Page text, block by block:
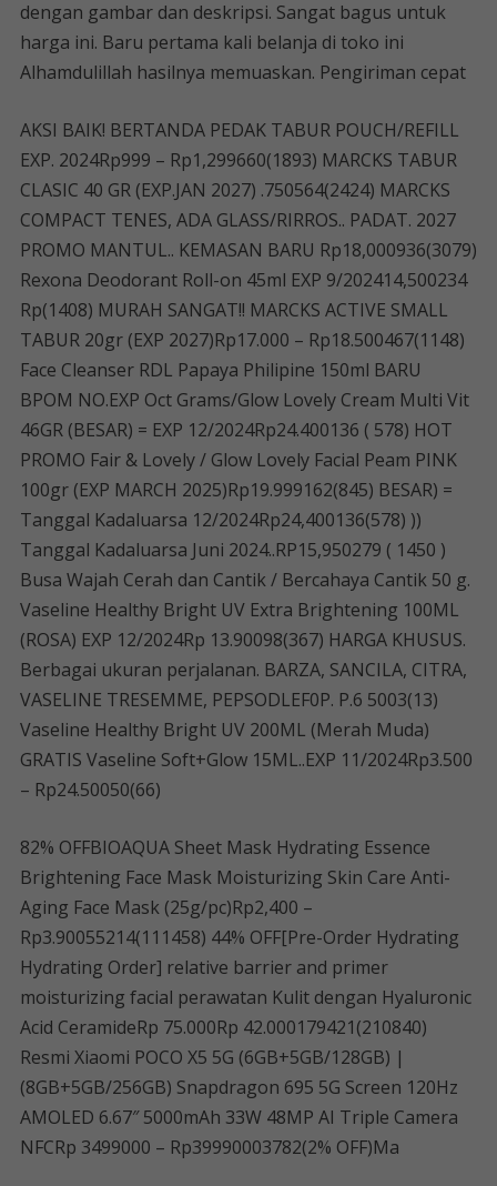
dengan gambar dan deskripsi. Sangat bagus untuk
harga ini. Baru pertama kali belanja di toko ini
Alhamdulillah hasilnya memuaskan. Pengiriman cepat
AKSI BAIK! BERTANDA PEDAK TABUR POUCH/REFILL
EXP. 2024Rp999 – Rp1,299660(1893) MARCKS TABUR
CLASIC 40 GR (EXP.JAN 2027) .750564(2424) MARCKS
COMPACT TENES, ADA GLASS/RIRROS.. PADAT. 2027
PROMO MANTUL.. KEMASAN BARU Rp18,000936(3079)
Rexona Deodorant Roll-on 45ml EXP 9/202414,500234
Rp(1408) MURAH SANGAT!! MARCKS ACTIVE SMALL
TABUR 20gr (EXP 2027)Rp17.000 – Rp18.500467(1148)
Face Cleanser RDL Papaya Philipine 150ml BARU
BPOM NO.EXP Oct Grams/Glow Lovely Cream Multi Vit
46GR (BESAR) = EXP 12/2024Rp24.400136 ( 578) HOT
PROMO Fair & Lovely / Glow Lovely Facial Peam PINK
100gr (EXP MARCH 2025)Rp19.999162(845) BESAR) =
Tanggal Kadaluarsa 12/2024Rp24,400136(578) ))
Tanggal Kadaluarsa Juni 2024..RP15,950279 ( 1450 )
Busa Wajah Cerah dan Cantik / Bercahaya Cantik 50 g.
Vaseline Healthy Bright UV Extra Brightening 100ML
(ROSA) EXP 12/2024Rp 13.90098(367) HARGA KHUSUS.
Berbagai ukuran perjalanan. BARZA, SANCILA, CITRA,
VASELINE TRESEMME, PEPSODLEF0P. P.6 5003(13)
Vaseline Healthy Bright UV 200ML (Merah Muda)
GRATIS Vaseline Soft+Glow 15ML..EXP 11/2024Rp3.500
– Rp24.50050(66)
82% OFFBIOAQUA Sheet Mask Hydrating Essence
Brightening Face Mask Moisturizing Skin Care Anti-
Aging Face Mask (25g/pc)Rp2,400 –
Rp3.90055214(111458) 44% OFF[Pre-Order Hydrating
Hydrating Order] relative barrier and primer
moisturizing facial perawatan Kulit dengan Hyaluronic
Acid CeramideRp 75.000Rp 42.000179421(210840)
Resmi Xiaomi POCO X5 5G (6GB+5GB/128GB) |
(8GB+5GB/256GB) Snapdragon 695 5G Screen 120Hz
AMOLED 6.67″ 5000mAh 33W 48MP AI Triple Camera
NFCRp 3499000 – Rp39990003782(2% OFF)Ma